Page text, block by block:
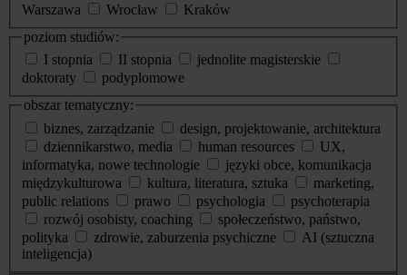
Warszawa
Wrocław
Kraków
poziom studiów:
I stopnia
II stopnia
jednolite magisterskie
doktoraty
podyplomowe
obszar tematyczny:
biznes, zarządzanie
design, projektowanie, architektura
dziennikarstwo, media
human resources
UX,
informatyka, nowe technologie
języki obce, komunikacja
międzykulturowa
kultura, literatura, sztuka
marketing,
public relations
prawo psychologia
psychoterapia
rozwój osobisty, coaching
społeczeństwo, państwo,
polityka
zdrowie, zaburzenia psychiczne
AI (sztuczna
inteligencja)